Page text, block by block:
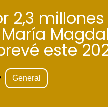
2,3
este
General